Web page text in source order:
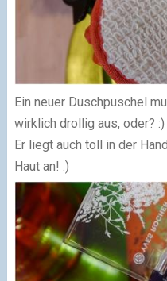
Ein neuer Duschpuschel
wirklich drollig aus, oder? :)
Er liegt auch toll in der
Haut an! :)